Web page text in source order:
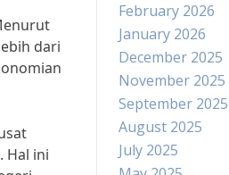
dari
Hal ini
February 2026
January 2026
December 2025
November 2025
September 2025
August 2025
July 2025